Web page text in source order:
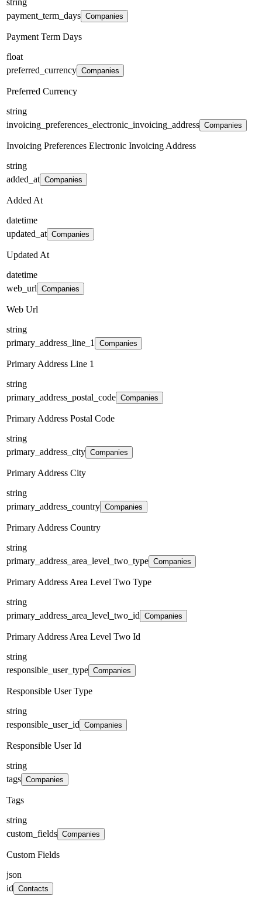
payment_term_days Companies
Payment Term Days
float
preferred_currency Companies
Preferred Currency
string
invoicing_preferences_electronic_invoicing_address Companies
Invoicing Preferences Electronic Invoicing Address
string
added_at Companies
Added At
datetime
updated_at Companies
Updated At
datetime
web_url Companies
Web Url
string
primary_address_line_1
Companies
Primary Address Line 1
string
primary_address_postal_code Companies
Primary Address Postal Code
string
primary_address_city Companies
Primary Address City
string
primary_address_country Companies
Primary Address Country
string
primary_address_area_level_two_type Companies
Primary Address Area Level Two Type
string
primary_address_area_level_two_id Companies
Primary Address Area Level Two Id
string
responsible_user_type Companies
Responsible User Type
string
responsible_user_id Companies
Responsible User Id
string
tags Companies
Tags
string
custom_fields Companies
Custom Fields
json
id Contacts